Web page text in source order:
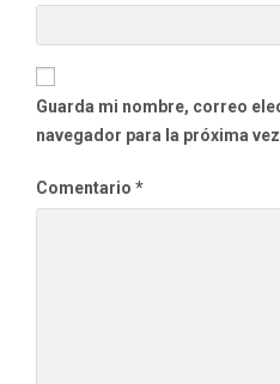
Guarda mi nombre, correo
navegador para la próxima
Comentario *